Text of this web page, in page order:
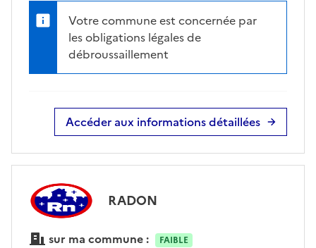
Votre commune est concernée par
les obligations légales de
débroussaillement
Accéder aux informations détaillées
RADON
sur ma commune : FAIBLE